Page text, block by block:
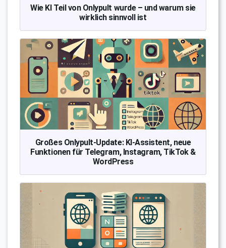
Wie KI Teil von Onlypult wurde – und warum sie
wirklich sinnvoll ist
Großes Onlypult-Update: KI-Assistent, neue
Funktionen für Telegram, Instagram, TikTok &
WordPress